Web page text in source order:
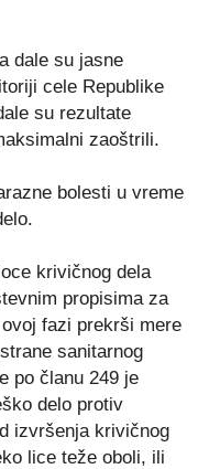
dale su jasne
cele Republike
su rezultate
zaoštrili.
bolesti u vreme
krivičnog dela
propisima za
fazi prekrši mere
sanitarnog
po članu 249 je
delo protiv
izvršenja krivičnog
lice teže oboli, ili